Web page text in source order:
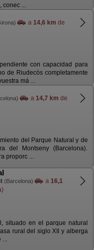
conec ...
a 14,6 km de
con capacidad para
de Riudecòs completamente
má ...
a 14,7 km de
del Parque Natural y de
del Montseny (Barcelona).
proporc ...
(Barcelona) a 16,1
situado en el parque natural
rural del siglo XII y alberga
...